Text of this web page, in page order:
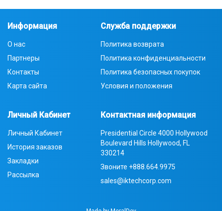
Информация
О нас
Партнеры
Контакты
Карта сайта
Служба поддержки
Политика возврата
Политика конфиденциальности
Политика безопасных покупок
Условия и положения
Личный Кабинет
Личный Кабинет
История заказов
Закладки
Рассылка
Контактная информация
Presidential Circle 4000 Hollywood
Boulevard Hills Hollywood, FL
330214
Звоните +888.664.9975
sales@iktechcorp.com